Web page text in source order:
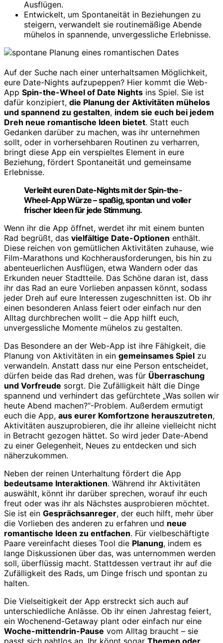
Ausflügen.
Entwickelt, um Spontaneität in Beziehungen zu
steigern, verwandelt sie routinemäßige Abende
mühelos in spannende, unvergessliche Erlebnisse.
Auf der Suche nach einer unterhaltsamen Möglichkeit,
eure Date-Nights aufzupeppen? Hier kommt die Web-
App Spin-the-Wheel of Date Nights ins Spiel. Sie ist
dafür konzipiert, die Planung der Aktivitäten mühelos
und spannend zu gestalten, indem sie euch bei jedem
Dreh neue romantische Ideen bietet. Statt euch
Gedanken darüber zu machen, was ihr unternehmen
sollt, oder in vorhersehbaren Routinen zu verharren,
bringt diese App ein verspieltes Element in eure
Beziehung, fördert Spontaneität und gemeinsame
Erlebnisse.
Verleiht euren Date-Nights mit der Spin-the-
Wheel-App Würze – spaßig, spontan und voller
frischer Ideen für jede Stimmung.
Wenn ihr die App öffnet, werdet ihr mit einem bunten
Rad begrüßt, das vielfältige Date-Optionen enthält.
Diese reichen von gemütlichen Aktivitäten zuhause, wie
Film-Marathons und Kochherausforderungen, bis hin zu
abenteuerlichen Ausflügen, etwa Wandern oder das
Erkunden neuer Stadtteile. Das Schöne daran ist, dass
ihr das Rad an eure Vorlieben anpassen könnt, sodass
jeder Dreh auf eure Interessen zugeschnitten ist. Ob ihr
einen besonderen Anlass feiert oder einfach nur den
Alltag durchbrechen wollt – die App hilft euch,
unvergessliche Momente mühelos zu gestalten.
Das Besondere an der Web-App ist ihre Fähigkeit, die
Planung von Aktivitäten in ein gemeinsames Spiel zu
verwandeln. Anstatt dass nur eine Person entscheidet,
dürfen beide das Rad drehen, was für Überraschung
und Vorfreude sorgt. Die Zufälligkeit hält die Dinge
spannend und verhindert das gefürchtete „Was sollen wir
heute Abend machen?“-Problem. Außerdem ermutigt
euch die App, aus eurer Komfortzone herauszutreten,
Aktivitäten auszuprobieren, die ihr alleine vielleicht nicht
in Betracht gezogen hättet. So wird jeder Date-Abend
zu einer Gelegenheit, Neues zu entdecken und sich
näherzukommen.
Neben der reinen Unterhaltung fördert die App
bedeutsame Interaktionen. Während ihr Aktivitäten
auswählt, könnt ihr darüber sprechen, worauf ihr euch
freut oder was ihr als Nächstes ausprobieren möchtet.
Sie ist ein Gesprächsanreger, der euch hilft, mehr über
die Vorlieben des anderen zu erfahren und neue
romantische Ideen zu entfachen. Für vielbeschäftigte
Paare vereinfacht dieses Tool die Planung, indem es
lange Diskussionen über das, was unternommen werden
soll, überflüssig macht. Stattdessen vertraut ihr auf die
Zufälligkeit des Rads, um Dinge frisch und spontan zu
halten.
Die Vielseitigkeit der App erstreckt sich auch auf
unterschiedliche Anlässe. Ob ihr einen Jahrestag feiert,
ein Wochenend-Getaway plant oder einfach nur eine
Woche-mittendrin-Pause vom Alltag braucht – sie
passt sich nahtlos an. Ihr könnt sogar Themen oder